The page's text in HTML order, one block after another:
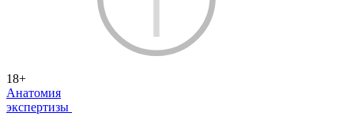
18+
Анатомия
экспертизы